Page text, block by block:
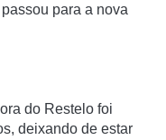
para a nova
do Restelo foi
deixando de estar